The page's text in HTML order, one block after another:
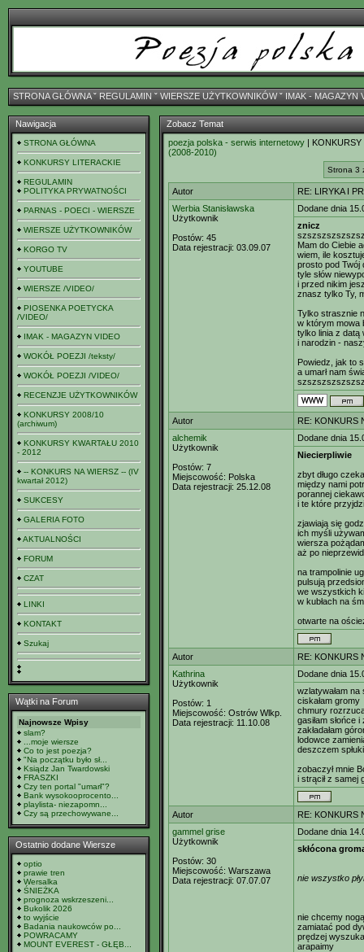
STRONA GŁÓWNAˇ REGULAMIN ˇ WIERSZE UŻYTKOWNIKÓWˇ IMAK - MAGAZYN
Nawigacja
STRONA GŁÓWNA
KONKURSY LITERACKIE
REGULAMIN
POLITYKA PRYWATNOŚCI
PARNAS - POECI - WIERSZE
WIERSZE UŻYTKOWNIKÓW
KORGO TV
YOUTUBE
WIERSZE /VIDEO/
PIOSENKA POETYCKA
/VIDEO/
IMAK - MAGAZYN VIDEO
WOKÓŁ POEZJI /teksty/
WOKÓŁ POEZJI /VIDEO/
RECENZJE UŻYTKOWNIKÓW
KONKURSY 2008/10
(archiwum)
KONKURSY KWARTAŁU 2010
- 2012
-- KONKURS NA WIERSZ -- (IV
kwartał 2012)
SUKCESY
GALERIA FOTO
AKTUALNOŚCI
FORUM
CZAT
LINKI
KONTAKT
Szukaj
Wątki na Forum
Najnowsze Wpisy
slam?
...moje wiersze
Co to jest poezja?
"Na początku było sł...
Ksiądz Jan Twardowski
FRASZKI
Czy ten portal "umarł"?
Bank wysokooprocento...
playlista- niezapomn...
Czy są przechowywane...
Ostatnio dodane Wiersze
optio
prawie tren
Wersalka
ŚNIEŻKA
prognoza wskrzeszeni...
Bukolik 2026
to wyjście
Badania naukowców po...
POWRACAMY
MOUNT EVEREST - GŁĘB...
Zobacz Temat
poezja polska - serwis internetowy |
(2008-2010)
Strona 3
Autor
RE: LIRYKA I
Werbia Stanisławska
Użytkownik
Postów: 45
Data rejestracji: 03.09.07
Dodane dnia
znicz
Mam do Ciebie
wiem, ile
prosto pod Twój
tyle słów
i przed nikim
znasz tylko Ty,
Tylko strasznie
w którym mowa
tylko linia z
i narodzin -
Powiedz, jak to
a umarł nam
Autor
RE: KONKURS
alchemik
Użytkownik
Postów: 7
Miejscowość: Polska
Data rejestracji: 25.12.08
Dodane dnia
Niecierpliwie
zbyt długo
między nami
porannej
i te które
zjawiają się
ich myśli
wiersza
aż po
na trampolinie
pulsują
we wszystkich
w kubłach na
otwarte na
Autor
RE: KONKURS
Kathrina
Użytkownik
Postów: 1
Miejscowość: Ostrów Wlkp.
Data rejestracji: 11.10.08
Dodane dnia
wzlatywałam na
ciskałam gromy
chmury
gasiłam słońce
zakładałam
lodowce
deszczem
zobaczył mnie
i strącił z samej
Autor
RE: KONKURS
gammel grise
Użytkownik
Postów: 30
Miejscowość: Warszawa
Data rejestracji: 07.07.07
Dodane dnia
skłócona
nie wszystko
nie chcemy nogą
zamiatać pod
prędzej
arapaimy